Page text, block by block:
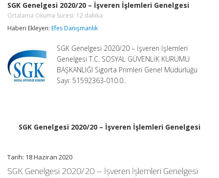
2020/20
–
İşveren
İşlemleri
Ortalama
Okuma
Süresi:
12
dakika
için
SGK Genelgesi 2020/20 – İşveren İşlemleri Genelgesi
Ortalama Okuma Süresi: 12 dakika
Haberi Ekleyen: Efes Danışmanlık
SGK Genelgesi 2020/20 – İşveren İşlemleri
Genelgesi T.C. SOSYAL GÜVENLİK KURUMU
BAŞKANLIĞI Sigorta Primleri Genel Müdürlüğü
Sayı: 51592363-010.0..
SGK Genelgesi 2020/20 – İşveren İşlemleri Genelgesi
Tarih: 18 Haziran 2020
SGK Genelgesi 2020/20 – İşveren İşlemleri Genelgesi